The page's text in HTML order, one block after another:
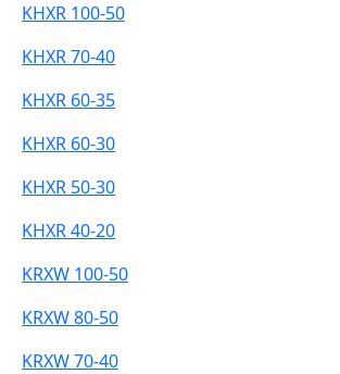
KHXR 100-50
KHXR 70-40
KHXR 60-35
KHXR 60-30
KHXR 50-30
KHXR 40-20
KRXW 100-50
KRXW 80-50
KRXW 70-40